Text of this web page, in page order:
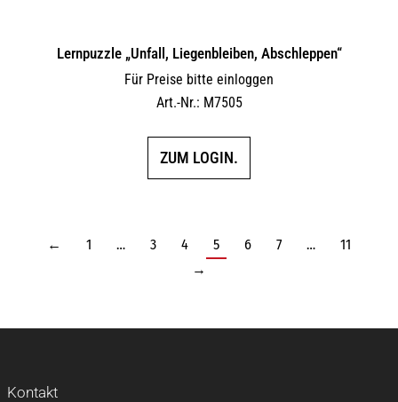
Lernpuzzle „Unfall, Liegenbleiben, Abschleppen“
Für Preise bitte einloggen
Art.-Nr.: M7505
ZUM LOGIN.
← 1 … 3 4 5 6 7 …
11
→
Kontakt